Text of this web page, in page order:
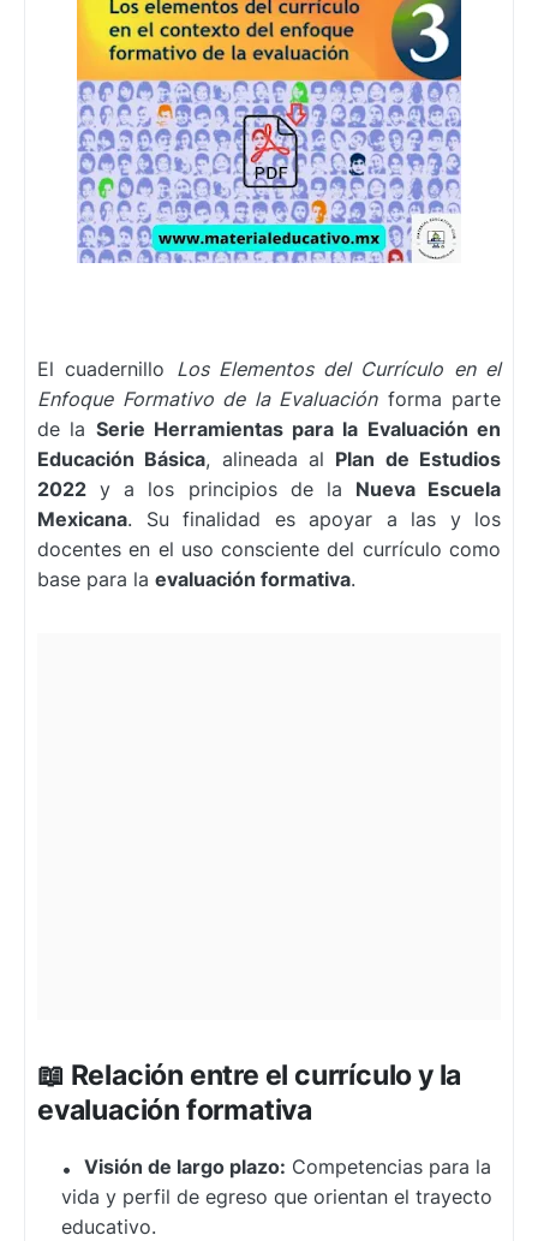
El cuadernillo Los Elementos del Currículo en el
Enfoque Formativo de la Evaluaciónforma parte
de la Serie Herramientas para la Evaluación en
Educación Básica, alineada al Plan de Estudios
2022 y a los principios de la Nueva Escuela
Mexicana. Su finalidad es apoyar a las y los
docentes en el uso consciente del currículo como
base para la evaluación formativa.
📖 Relación entre el currículo y la
evaluación formativa
Visión de largo plazo: Competencias para la
vida y perfil de egreso que orientan el trayecto
educativo.